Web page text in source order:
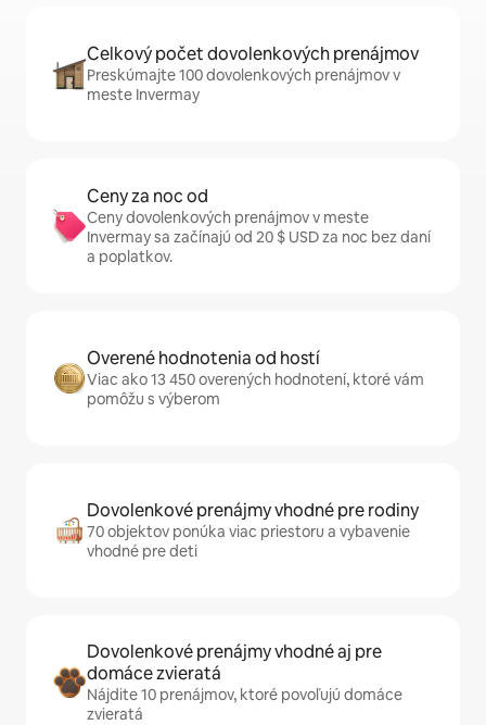
Celkový počet dovolenkových prenájmov
Preskúmajte 100 dovolenkových prenájmov v
meste Invermay
Ceny za noc od
Ceny dovolenkových prenájmov v meste
Invermay sa začínajú od 20 $ USD za noc bez daní
a poplatkov.
Overené hodnotenia od hostí
Viac ako 13 450 overených hodnotení, ktoré vám
pomôžu s výberom
Dovolenkové prenájmy vhodné pre rodiny
70 objektov ponúka viac priestoru a vybavenie
vhodné pre deti
Dovolenkové prenájmy vhodné aj pre
domáce zvieratá
Nájdite 10 prenájmov, ktoré povoľujú domáce
zvieratá